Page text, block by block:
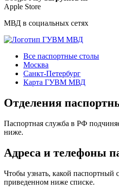
Apple Store
МВД в социальных сетях
Все паспортные столы
Москва
Санкт-Петербург
Карта ГУВМ МВД
Отделения
Паспортная служба в РФ
ниже.
Адреса и телефоны
Чтобы узнать, какой
приведенном ниже списке.